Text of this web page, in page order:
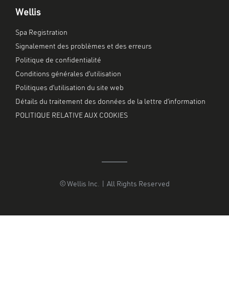
Wellis
Spa Registration
Signalement des problèmes et des erreurs
Politique de confidentialité
Conditions générales d’utilisation
Politiques d’utilisation du site web
Détails du traitement des données de la lettre d’information
POLITIQUE RELATIVE AUX COOKIES
© Wellis Inc. | All Rights Reserved